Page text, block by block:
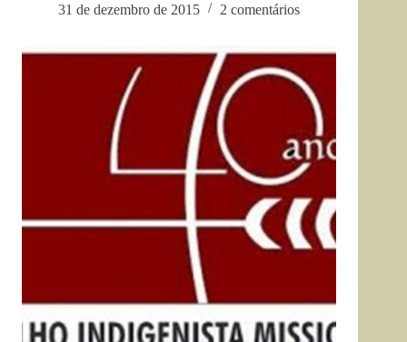
31 de dezembro de 2015
2 comentários